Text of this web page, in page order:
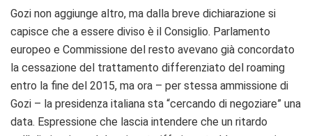
Gozi non aggiunge altro, ma dalla breve dichiarazione si
capisce che a essere diviso è il Consiglio. Parlamento
europeo e Commissione del resto avevano già concordato
la cessazione del trattamento differenziato del roaming
entro la fine del 2015, ma ora – per stessa ammissione di
Gozi – la presidenza italiana sta “cercando di negoziare” una
data. Espressione che lascia intendere che un ritardo